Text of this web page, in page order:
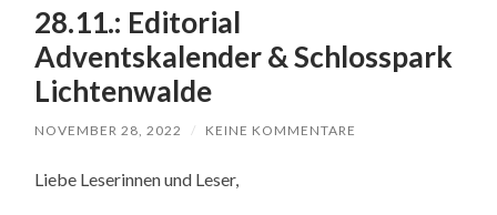
28.11.: Editorial
Adventskalender & Schlosspark
Lichtenwalde
NOVEMBER 28, 2022 / KEINE KOMMENTARE
Liebe Leserinnen und Leser,